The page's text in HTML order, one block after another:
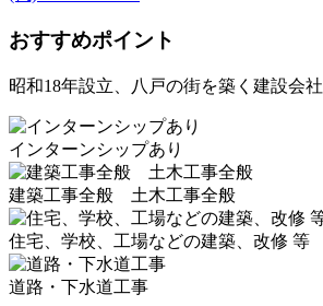
おすすめポイント
昭和18年設立、八戸の街を築く建設会社
インターンシップあり
建築工事全般 土木工事全般
住宅、学校、工場などの建築、改修 等
道路・下水道工事